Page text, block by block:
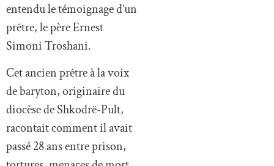
entendu le témoignage d’un
prêtre, le père Ernest
Simoni Troshani.
Cet ancien prêtre à la voix
de baryton, originaire du
diocèse de Shkodrë-Pult,
racontait comment il avait
passé 28 ans entre prison,